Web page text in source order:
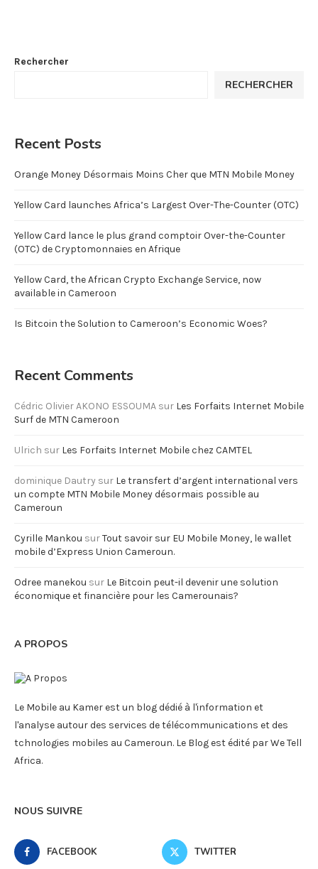
Rechercher
RECHERCHER
Recent Posts
Orange Money Désormais Moins Cher que MTN Mobile Money
Yellow Card launches Africa’s Largest Over-The-Counter (OTC)
Yellow Card lance le plus grand comptoir Over-the-Counter
(OTC) de Cryptomonnaies en Afrique
Yellow Card, the African Crypto Exchange Service, now
available in Cameroon
Is Bitcoin the Solution to Cameroon’s Economic Woes?
Recent Comments
Cédric Olivier AKONO ESSOUMA sur Les Forfaits Internet Mobile
Surf de MTN Cameroon
Ulrich sur Les Forfaits Internet Mobile chez CAMTEL
dominique Dautry sur Le transfert d’argent international vers
un compte MTN Mobile Money désormais possible au
Cameroun
Cyrille Mankou surTout savoir sur EU Mobile Money, le wallet
mobile d’Express Union Cameroun.
Odree manekou sur Le Bitcoin peut-il devenir une solution
économique et financière pour les Camerounais?
A PROPOS
Le Mobile au Kamer est un blog dédié à l'information et
l'analyse autour des services de télécommunications et des
tchnologies mobiles au Cameroun. Le Blog est édité par We Tell
Africa.
NOUS SUIVRE
FACEBOOK TWITTER